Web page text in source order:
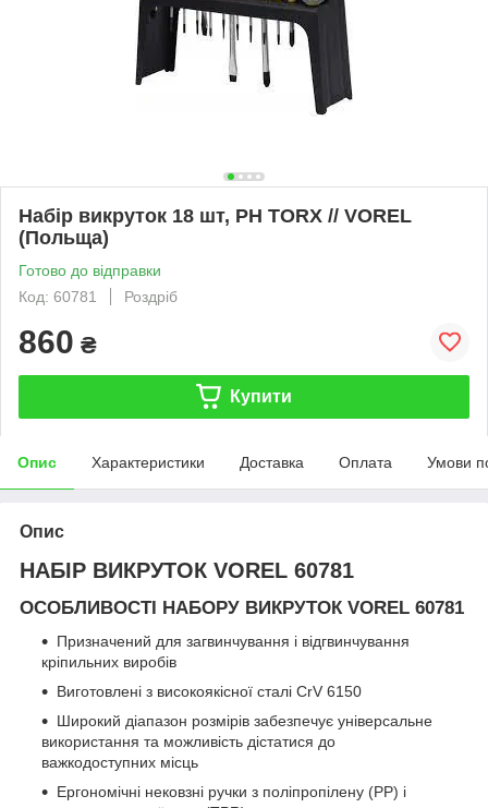
Набір викруток 18 шт, PH TORX // VOREL
(Польща)
Готово до відправки
Код: 60781
Роздріб
860 ₴
Купити
Опис Характеристики Доставка Оплата Умови
Опис
НАБІР ВИКРУТОК VOREL 60781
ОСОБЛИВОСТІ НАБОРУ ВИКРУТОК VOREL 60781
Призначений для загвинчування і відгвинчування
кріпильних виробів
Виготовлені з високоякісної сталі CrV 6150
Широкий діапазон розмірів забезпечує універсальне
використання та можливість дістатися до
важкодоступних місць
Ергономічні нековзні ручки з поліпропілену (PP) і